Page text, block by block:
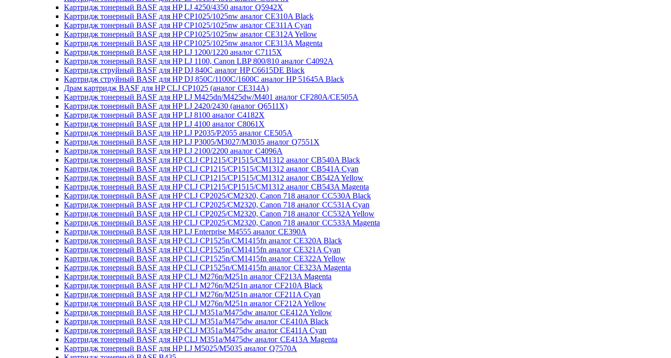
Картридж тонерный BASF для HP LJ 4250/4350 аналог Q5942X
Картридж тонерный BASF для HP CP1025/1025nw аналог CE310A Black
Картридж тонерный BASF для HP CP1025/1025nw аналог CE311A Cyan
Картридж тонерный BASF для HP CP1025/1025nw аналог CE312A Yellow
Картридж тонерный BASF для HP CP1025/1025nw аналог CE313A Magenta
Картридж тонерный BASF для HP LJ 1200/1220 аналог C7115X
Картридж тонерный BASF для HP LJ 1100, Canon LBP 800/810 аналог C4092A
Картридж струйный BASF для HP DJ 840C аналог HP C6615DE Black
Картридж струйный BASF для HP DJ 850C/1100C/1600C аналог HP 51645A Black
Драм картридж BASF для HP CLJ CP1025 (аналог CE314A)
Картридж тонерный BASF для HP LJ M425dn/M425dw/M401 аналог CF280A/CE505A
Картридж тонерный BASF для HP LJ 2420/2430 (аналог Q6511X)
Картридж тонерный BASF для HP LJ 8100 аналог C4182X
Картридж тонерный BASF для HP LJ 4100 аналог C8061X
Картридж тонерный BASF для HP LJ P2035/P2055 аналог CE505A
Картридж тонерный BASF для HP LJ P3005/M3027/M3035 аналог Q7551X
Картридж тонерный BASF для HP LJ 2100/2200 аналог C4096A
Картридж тонерный BASF для HP CLJ CP1215/CP1515/CM1312 аналог CB540A Black
Картридж тонерный BASF для HP CLJ CP1215/CP1515/CM1312 аналог CB541A Cyan
Картридж тонерный BASF для HP CLJ CP1215/CP1515/CM1312 аналог CB542A Yellow
Картридж тонерный BASF для HP CLJ CP1215/CP1515/CM1312 аналог CB543A Magenta
Картридж тонерный BASF для HP CLJ CP2025/CM2320, Canon 718 аналог CC530A Black
Картридж тонерный BASF для HP CLJ CP2025/CM2320, Canon 718 аналог CC531A Cyan
Картридж тонерный BASF для HP CLJ CP2025/CM2320, Canon 718 аналог CC532A Yellow
Картридж тонерный BASF для HP CLJ CP2025/CM2320, Canon 718 аналог CC533A Magenta
Картридж тонерный BASF для HP LJ Enterprise M4555 аналог CE390A
Картридж тонерный BASF для HP CLJ CP1525n/CM1415fn аналог CE320A Black
Картридж тонерный BASF для HP CLJ CP1525n/CM1415fn аналог CE321A Cyan
Картридж тонерный BASF для HP CLJ CP1525n/CM1415fn аналог CE322A Yellow
Картридж тонерный BASF для HP CLJ CP1525n/CM1415fn аналог CE323A Magenta
Картридж тонерный BASF для HP CLJ M276n/M251n аналог CF213A Magenta
Картридж тонерный BASF для HP CLJ M276n/M251n аналог CF210A Black
Картридж тонерный BASF для HP CLJ M276n/M251n аналог CF211A Cyan
Картридж тонерный BASF для HP CLJ M276n/M251n аналог CF212A Yellow
Картридж тонерный BASF для HP CLJ M351a/M475dw аналог CE412A Yellow
Картридж тонерный BASF для HP CLJ M351a/M475dw аналог CE410A Black
Картридж тонерный BASF для HP CLJ M351a/M475dw аналог CE411A Cyan
Картридж тонерный BASF для HP CLJ M351a/M475dw аналог CE413A Magenta
Картридж тонерный BASF для HP LJ M5025/M5035 аналог Q7570A